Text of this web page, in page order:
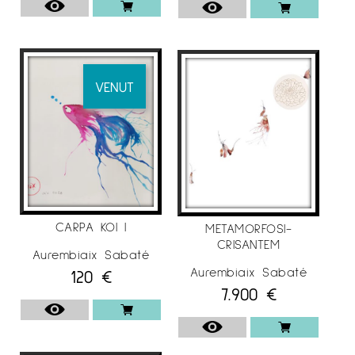
. 2008
–Espai d’ Art del CAATB, Col·legi
d’Aparelladors i Arquitectes Técnics de
Barcelona
Sala Gòticadel Consell Comarcal, del
Solsonès , Solsona
Museu Comarcal de l’ Urgell
,Lleida
–Sala Coma Estadella
, Col·legi d’Aparelladors
i Arquitectes Técnics de Lleida
EXPOSICIONS COL·LECTIVES
VENUT
CARPA KOI I
Aurembiaix Sabaté
120 €
METAMORFOSI-
CRISANTEM
Aurembiaix Sabaté
7.900 €